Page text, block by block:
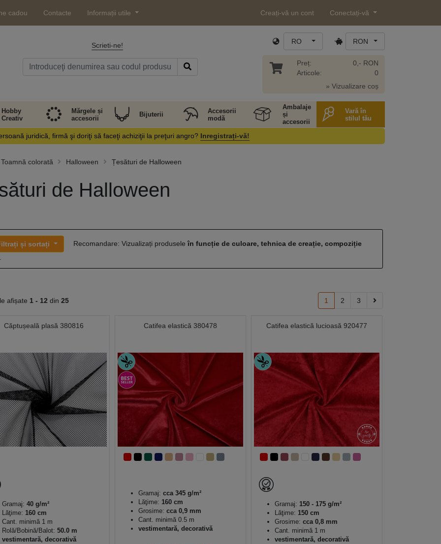
cadou Contacte Informații utile Creați-vă un cont Conectați-vă
Scrieti-ne! RO RON
Preț:
Articole:
0,- RON
0
» Vizualizare coș
Hobby
Creativ
Mărgele și
accesorii
Bijuterii
Accesorii
modă
Ambalaje
și
accesorii
Vară în
stilul tău
juridică, firmă şi doriţi să faceţi achiziţii la preţuri angro? Inregistrați-vă!
Toamnă colorată Halloween Țesături de Halloween
de Halloween
și sortați Recomandare: Vizualizați produseleîn funcție de culoare, tehnica de creație, compoziție
afișate 1 - 12 din 25 1 2 3
Căptușeală plasă 380816
Gramaj: 40 g/m²
Lăţime: 160 cm
Cant. minimă 1 m
Rolă/Bobină/Balot: 50.0 m
vestimentară, decorativă
Catifea elastică 380478
Gramaj: cca 345 g/m²
Lăţime: 160 cm
Grosime: cca 0,9 mm
Cant. minimă 0.5 m
vestimentară, decorativă
Catifea elastică lucioasă 920477
Gramaj: 150 - 175 g/m²
Lăţime: 150 cm
Grosime: cca 0,8 mm
Cant. minimă 1 m
vestimentară, decorativă